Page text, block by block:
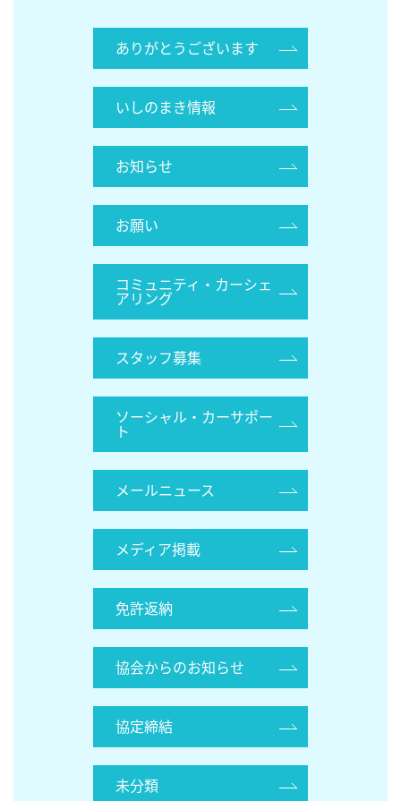
ありがとうございます
いしのまき情報
お知らせ
お願い
コミュニティ・カーシェ
アリング
スタッフ募集
ソーシャル・カーサポー
ト
メールニュース
メディア掲載
免許返納
協会からのお知らせ
協定締結
未分類